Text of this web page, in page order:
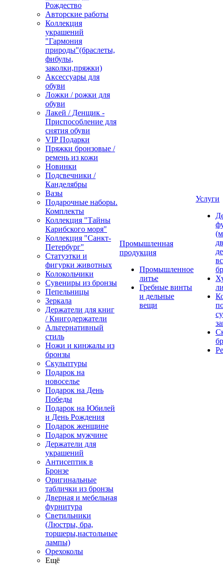
Рождество
Авторские работы
Коллекция
украшений
"Гармония
природы"(браслеты,
фибулы,
заколки,пряжки)
Аксессуары для
обуви
Ложки / рожки для
обуви
Лакей / Денщик -
Приспособление для
снятия обуви
VIP Подарки
Пряжки бронзовые /
ремень из кожи
Новинки
Подсвечники /
Канделябры
Вазы
Подарочные наборы.
Комплекты
Коллекция "Тайны
Карибского моря"
Коллекция "Санкт-
Петербург"
Статуэтки и
фигурки животных
Колокольчики
Сувениры из бронзы
Пепельницы
Зеркала
Держатели для книг
/ Книгодержатели
Альтернативный
стиль
Ножи и кинжалы из
бронзы
Скульптуры
Подарок на
новоселье
Подарок на День
Победы
Подарок на Юбилей
и День Рождения
Подарок женщине
Подарок мужчине
Держатели для
украшений
Антисептик в
Бронзе
Оригинальные
таблички из бронзы
Дверная и мебельная
фурнитура
Светильники
(Люстры, бра,
торшеры,настольные
лампы)
Орехоколы
Ещё
Промышленная
продукция
Промышленное
литье
Гребные винты
и дельные
вещи
Услуги